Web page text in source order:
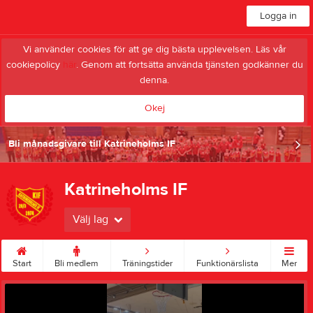
Logga in
Vi använder cookies för att ge dig bästa upplevelsen. Läs vår
cookiepolicy här. Genom att fortsätta använda tjänsten godkänner du
denna.
Okej
Bli månadsgivare till Katrineholms IF
Katrineholms IF
Välj lag
Start Bli medlem Träningstider Funktionärslista Mer